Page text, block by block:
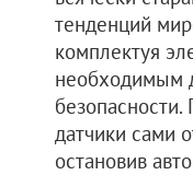
тенденций
комплектуя
необходимым
датчики сами
остановив